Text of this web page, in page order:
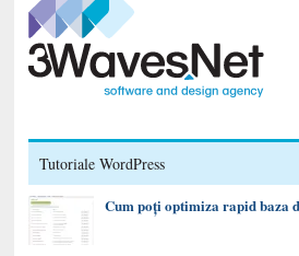
Tutoriale WordPress
Cum poți optimiza rapid baza